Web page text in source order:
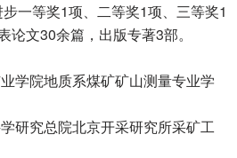
一等奖1项、二等奖1项、三等奖1
文30余篇，出版专著3部。
学院地质系煤矿矿山测量专业学
研究总院北京开采研究所采矿工